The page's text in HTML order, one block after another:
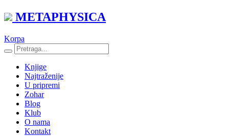
METAPHYSICA
Korpa
Knjige
Najtraženije
U pripremi
Zohar
Blog
Klub
O nama
Kontakt